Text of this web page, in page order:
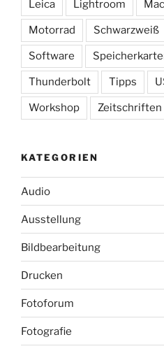
Leica Lightroom
Motorrad Schwarzweiß
Software
Thunderbolt Tipps
Workshop Zeitschriften
KATEGORIEN
Audio
Ausstellung
Bildbearbeitung
Drucken
Fotoforum
Fotografie